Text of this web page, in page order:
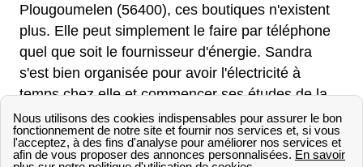
Plougoumelen (56400), ces boutiques n'existent
plus. Elle peut simplement le faire par téléphone
quel que soit le fournisseur d'énergie. Sandra
s'est bien organisée pour avoir l'électricité à
temps chez elle et commencer ses études de la
meilleure des manières.
Informations sur la boutique